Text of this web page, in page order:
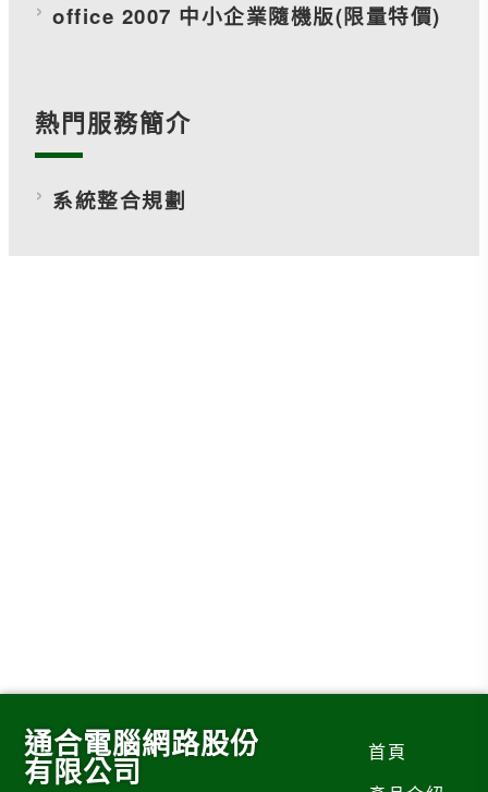
office 2007 中小企業隨機版(限量特價)
熱門服務簡介
系統整合規劃
通合電腦網路股份
有限公司
首頁